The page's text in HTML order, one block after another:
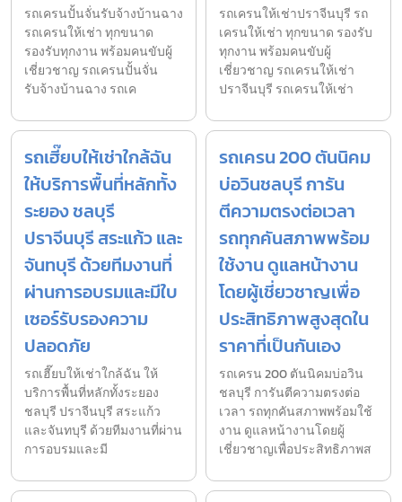
รถเครนปั้นจั่นรับจ้างบ้านฉาง
รถเครนให้เช่า ทุกขนาด
รองรับทุกงาน พร้อมคนขับผู้
เชี่ยวชาญ รถเครนปั้นจั่น
รับจ้างบ้านฉาง รถเค
รถเครนให้เช่าปราจีนบุรี รถ
เครนให้เช่า ทุกขนาด รองรับ
ทุกงาน พร้อมคนขับผู้
เชี่ยวชาญ รถเครนให้เช่า
ปราจีนบุรี รถเครนให้เช่า
รถเฮี๊ยบให้เช่าใกล้ฉัน
ให้บริการพื้นที่หลักทั้ง
ระยอง ชลบุรี
ปราจีนบุรี สระแก้ว และ
จันทบุรี ด้วยทีมงานที่
ผ่านการอบรมและมีใบ
เซอร์รับรองความ
ปลอดภัย
รถเฮี๊ยบให้เช่าใกล้ฉัน ให้
บริการพื้นที่หลักทั้งระยอง
ชลบุรี ปราจีนบุรี สระแก้ว
และจันทบุรี ด้วยทีมงานที่ผ่าน
การอบรมและมี
รถเครน 200 ตันนิคม
บ่อวินชลบุรี การัน
ตีความตรงต่อเวลา
รถทุกคันสภาพพร้อม
ใช้งาน ดูแลหน้างาน
โดยผู้เชี่ยวชาญเพื่อ
ประสิทธิภาพสูงสุดใน
ราคาที่เป็นกันเอง
รถเครน 200 ตันนิคมบ่อวิน
ชลบุรี การันตีความตรงต่อ
เวลา รถทุกคันสภาพพร้อมใช้
งาน ดูแลหน้างานโดยผู้
เชี่ยวชาญเพื่อประสิทธิภาพส